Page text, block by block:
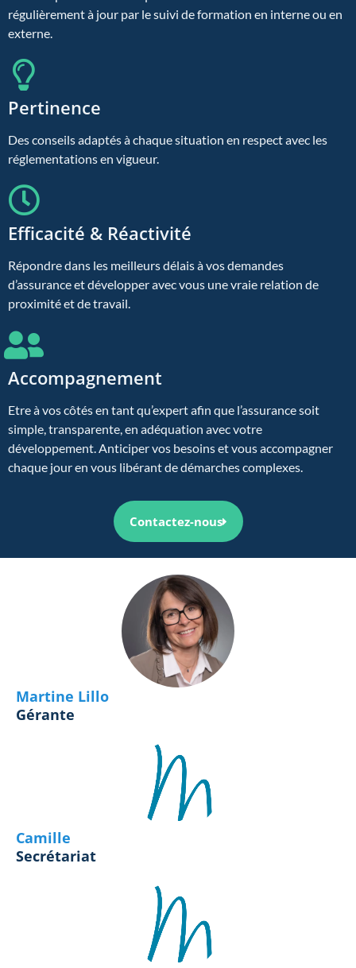
régulièrement à jour par le suivi de formation en interne ou en
externe.
Pertinence
Des conseils adaptés à chaque situation en respect avec les
réglementations en vigueur.
Efficacité & Réactivité
Répondre dans les meilleurs délais à vos demandes
d’assurance et développer avec vous une vraie relation de
proximité et de travail.
Accompagnement
Etre à vos côtés en tant qu’expert afin que l’assurance soit
simple, transparente, en adéquation avec votre
développement. Anticiper vos besoins et vous accompagner
chaque jour en vous libérant de démarches complexes.
Contactez-nous
Martine Lillo
Gérante
Camille
Secrétariat